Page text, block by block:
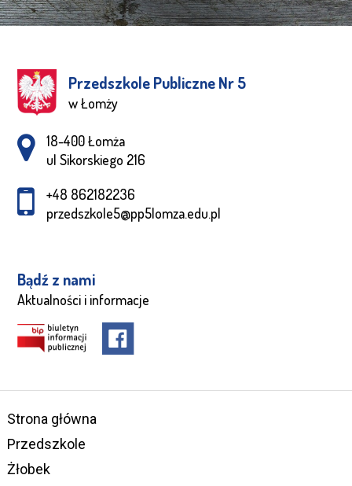
Przedszkole Publiczne Nr 5
w Łomży
Adres pocztowy:
18-400 Łomża
ul Sikorskiego 216
+48 862182236
przedszkole5@pp5lomza.edu.pl
Bądź z nami
Aktualności i informacje
Strona główna
Przedszkole
Żłobek